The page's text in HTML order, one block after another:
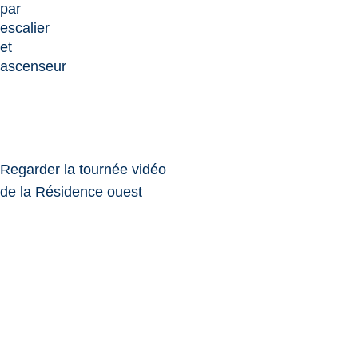
par
escalier
et
ascenseur
Regarder la tournée vidéo
de la Résidence ouest